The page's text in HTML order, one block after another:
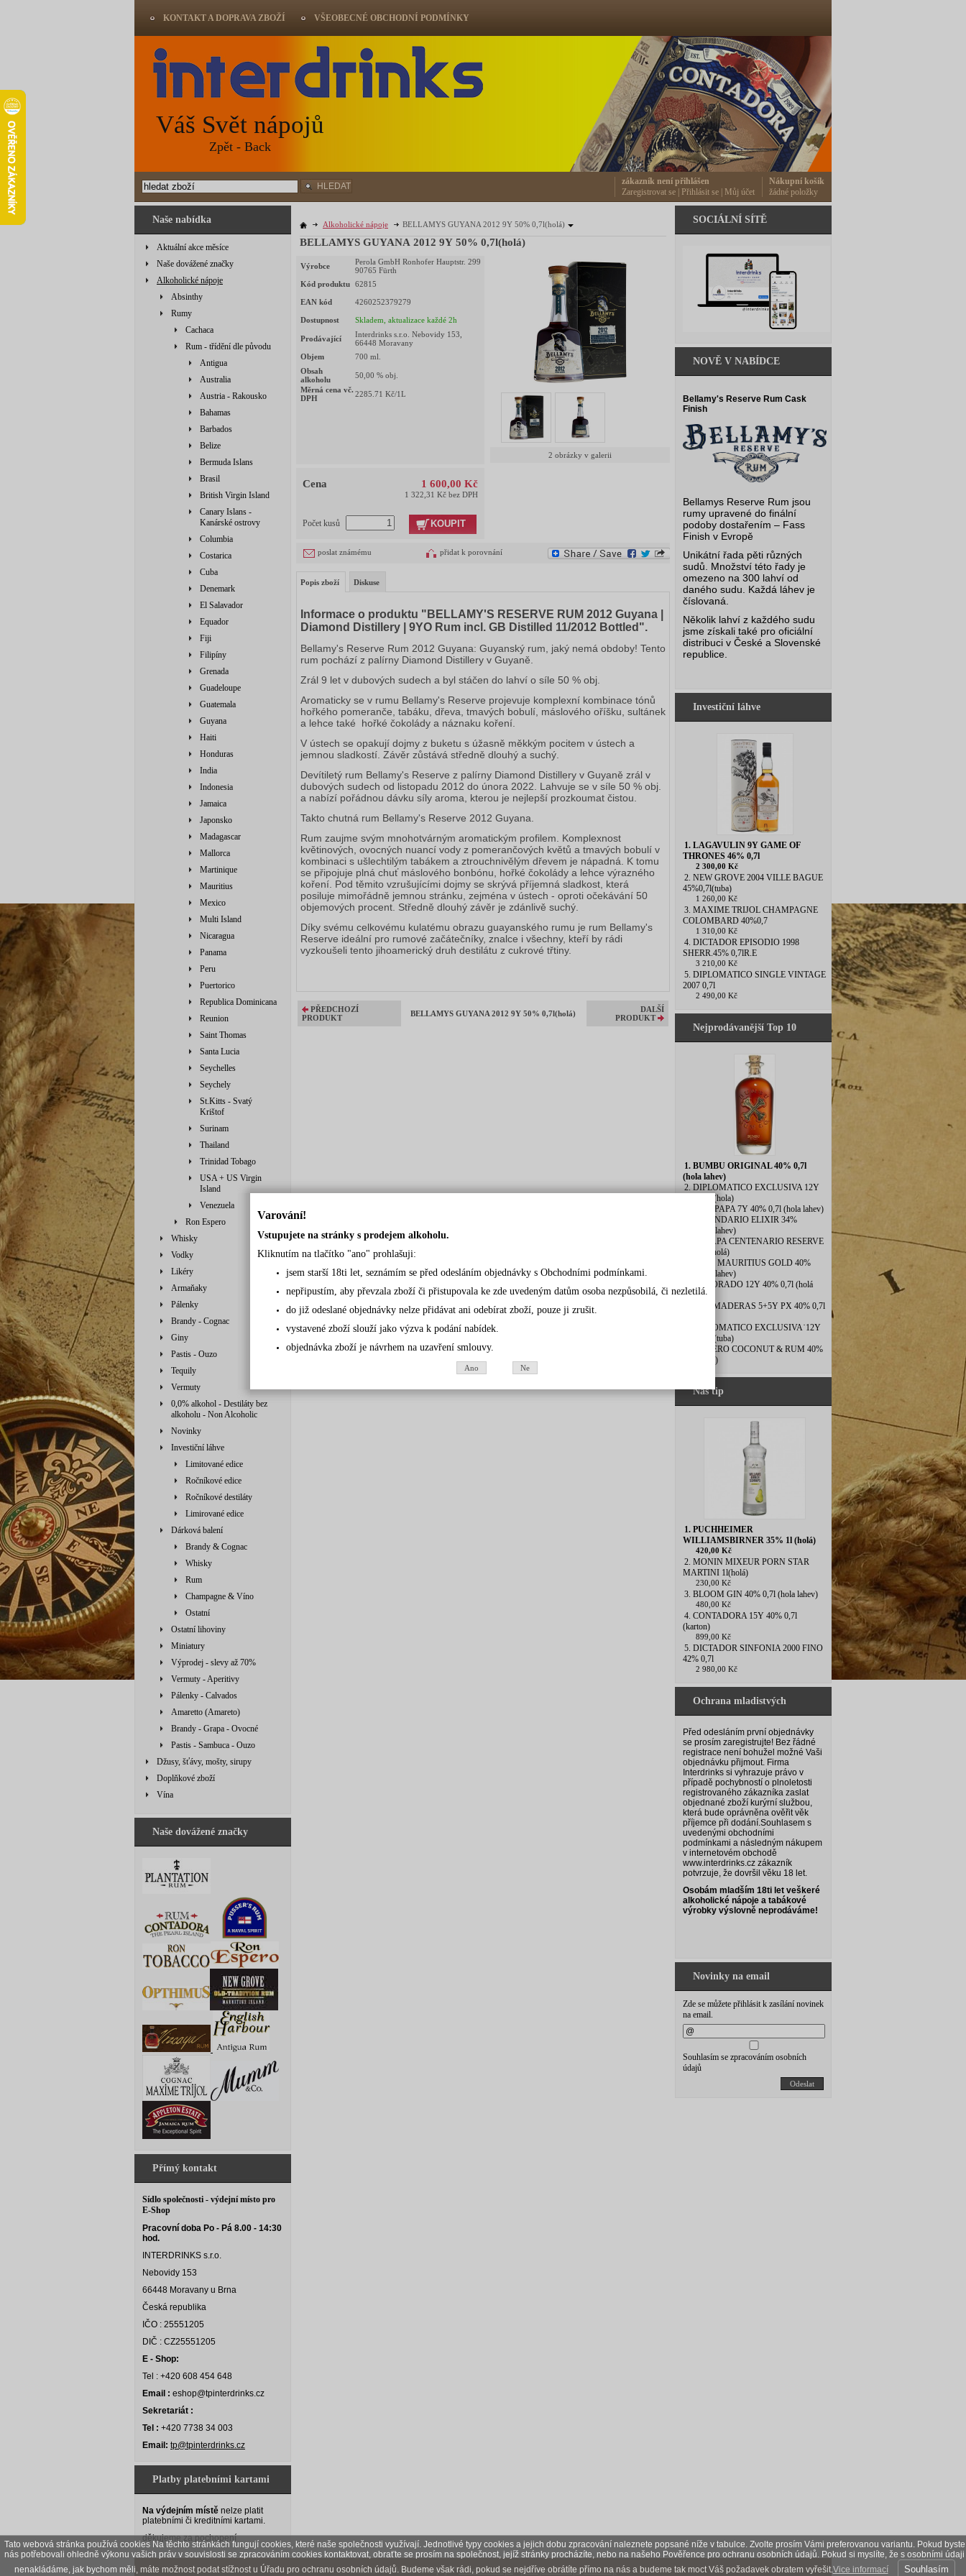
Tato webová stránka používá cookies Na těchto stránkách fungují cookies, které naše společnosti využívají. Jednotlivé typy cookies a jejich dobu zpracování naleznete popsané níže v tabulce. Zvolte prosím Vámi preferovanou variantu. Pokud byste
nás potřebovali ohledně výkonu vašich práv v souvislosti se zpracováním cookies kontaktovat, obraťte se prosím na společnost, jejíž stránky procházíte, nebo na našeho Pověřence pro ochranu osobních údajů. Pokud si myslíte, že s osobními údaji
nenakládáme, jak bychom měli, máte možnost podat stížnost u Úřadu pro ochranu osobních údajů. Budeme však rádi, pokud se nejdříve obrátíte přímo na nás a budeme tak moct Váš požadavek obratem vyřešit.Vice informací Souhlasím
Naše nabídka
Aktuální akce měsíce
Naše dovážené značky
Alkoholické nápoje
Absinthy
Rumy
Cachaca
Rum - třídění dle původu
Antigua
Australia
Austria - Rakousko
Bahamas
Barbados
Belize
Bermuda Islans
Brasil
British Virgin Island
Canary Islans -
Kanárské ostrovy
Columbia
Costarica
Cuba
Denemark
El Salavador
Equador
Fiji
Filipíny
Grenada
Guadeloupe
Guatemala
Guyana
Haiti
Honduras
India
Indonesia
Jamaica
Japonsko
Madagascar
Mallorca
Martinique
Mauritius
Mexico
Multi Island
Nicaragua
Panama
Peru
Puertorico
Republica Dominicana
Reunion
Saint Thomas
Santa Lucia
Seychelles
Seychely
St.Kitts - Svatý
Krištof
Surinam
Thailand
Trinidad Tobago
USA + US Virgin
Island
Venezuela
Ron Espero
Whisky
Vodky
Likéry
Armaňaky
Pálenky
Brandy - Cognac
Giny
Pastis - Ouzo
Tequily
Vermuty
0,0% alkohol - Destiláty bez
alkoholu - Non Alcoholic
Novinky
Investiční láhve
Limitované edice
Ročníkové edice
Ročníkové destiláty
Limirované edice
Dárková balení
Brandy & Cognac
Whisky
Rum
Champagne & Víno
Ostatní
Ostatní lihoviny
Miniatury
Výprodej - slevy až 70%
Vermuty - Aperitivy
Pálenky - Calvados
Amaretto (Amareto)
Brandy - Grapa - Ovocné
Pastis - Sambuca - Ouzo
Džusy, šťávy, mošty, sirupy
Doplňkové zboží
Vína
Naše dovážené značky
Přímý kontakt
Sídlo společnosti - výdejní místo pro
E-Shop
Pracovní doba Po - Pá 8.00 - 14:30
hod.
INTERDRINKS s.r.o.
Nebovidy 153
66448 Moravany u Brna
Česká republika
IČO : 25551205
DIČ : CZ25551205
E - Shop:
Tel : +420 608 454 648
Email : eshop@tpinterdrinks.cz
Sekretariát :
Tel : +420 7738 34 003
Email: tp@tpinterdrinks.cz
Platby platebními kartami
Na výdejním místě nelze platit
platebními či kreditními kartami.
děkujeme za pochopení
Alkoholické nápoje BELLAMYS GUYANA 2012 9Y 50% 0,7l(holá)
BELLAMYS GUYANA 2012 9Y 50% 0,7l(holá)
Výrobce
Perola GmbH Ronhofer Hauptstr. 299
90765 Fürth
Kód produktu 62815
EAN kód 4260252379279
Dostupnost Skladem, aktualizace každé 2h
Prodávající
Interdrinks s.r.o. Nebovidy 153,
66448 Moravany
Objem
700 ml.
Obsah
alkoholu
50,00 % obj.
Měrná cena vč.
DPH
2285.71 Kč/1L
2 obrázky v galerii
Cena 1 600,00 Kč
1 322,31 Kč bez DPH
Počet kusů KOUPIT
poslat známému přidat k porovnání
Popis zboží Diskuse
Informace o produktu "BELLAMY'S RESERVE RUM 2012 Guyana |
Diamond Distillery | 9YO Rum incl. GB Distilled 11/2012 Bottled".
Bellamy's Reserve Rum 2012 Guyana: Guyanský rum, jaký nemá obdoby! Tento
rum pochází z palírny Diamond Distillery v Guyaně.
Zrál 9 let v dubových sudech a byl stáčen do lahví o síle 50 % obj.
Aromaticky se v rumu Bellamy's Reserve projevuje komplexní kombinace tónů
hořkého pomeranče, tabáku, dřeva, tmavých bobulí, máslového oříšku, sultánek
a lehce také hořké čokolády a náznaku koření.
V ústech se opakují dojmy z buketu s úžasně měkkým pocitem v ústech a
jemnou sladkostí. Závěr zůstává středně dlouhý a suchý.
Devítiletý rum Bellamy's Reserve z palírny Diamond Distillery v Guyaně zrál v
dubových sudech od listopadu 2012 do února 2022. Lahvuje se v síle 50 % obj.
a nabízí pořádnou dávku síly aroma, kterou je nejlepší prozkoumat čistou.
Takto chutná rum Bellamy's Reserve 2012 Guyana.
Rum zaujme svým mnohotvárným aromatickým profilem. Komplexnost
květinových, ovocných nuancí vody z pomerančových květů a tmavých bobulí v
kombinaci s ušlechtilým tabákem a ztrouchnivělým dřevem je nápadná. K tomu
se připojuje plná chuť máslového bonbónu, hořké čokolády a lehce výrazného
koření. Pod těmito vzrušujícími dojmy se skrývá příjemná sladkost, která
posiluje mimořádně jemnou stránku, zejména v ústech - oproti očekávání 50
objemových procent. Středně dlouhý závěr je zdánlivě suchý.
Díky svému celkovému kulatému obrazu guayanského rumu je rum Bellamy's
Reserve ideální pro rumové začátečníky, znalce i všechny, kteří by rádi
vyzkoušeli tento jihoamerický druh destilátu z cukrové třtiny.
PŘEDCHOZÍ
PRODUKT
BELLAMYS GUYANA 2012 9Y 50% 0,7l(holá)
DALŠÍ
PRODUKT
SOCIÁLNÍ SÍTĚ
NOVĚ V NABÍDCE
Bellamy's Reserve Rum Cask
Finish
Bellamys Reserve Rum jsou
rumy upravené do finální
podoby dostařením – Fass
Finish v Evropě
Unikátní řada pěti různých
sudů. Množství této řady je
omezeno na 300 lahví od
daného sudu. Každá láhev je
číslovaná.
Několik lahví z každého sudu
jsme získali také pro oficiální
distribuci v České a Slovenské
republice.
Investiční láhve
1. LAGAVULIN 9Y GAME OF
THRONES 46% 0,7l
2 300,00 Kč
2. NEW GROVE 2004 VILLE BAGUE
45%0,7l(tuba)
1 260,00 Kč
3. MAXIME TRIJOL CHAMPAGNE
COLOMBARD 40%0,7
1 310,00 Kč
4. DICTADOR EPISODIO 1998
SHERR.45% 0,7lR.E
3 210,00 Kč
5. DIPLOMATICO SINGLE VINTAGE
2007 0,7l
2 490,00 Kč
Nejprodávanější Top 10
1. BUMBU ORIGINAL 40% 0,7l
(hola lahev)
2. DIPLOMATICO EXCLUSIVA 12Y
40% 0,7l(hola)
3. DON PAPA 7Y 40% 0,7l (hola lahev)
4. LEGENDARIO ELIXIR 34%
0,7l(hola lahev)
5. ZACAPA CENTENARIO RESERVE
40% 1l (holá)
6. BLUE MAURITIUS GOLD 40%
0,7l(hola lahev)
7. EL DORADO 12Y 40% 0,7l (holá
láhev)
8. DOS MADERAS 5+5Y PX 40% 0,7l
9. DIPLOMATICO EXCLUSIVA˙12Y
40% 0,7l(tuba)
10. ESPERO COCONUT & RUM 40%
0,7l (tuba)
Náš tip
1. PUCHHEIMER
WILLIAMSBIRNER 35% 1l (holá)
420,00 Kč
2. MONIN MIXEUR PORN STAR
MARTINI 1l(holá)
230,00 Kč
3. BLOOM GIN 40% 0,7l (hola lahev)
480,00 Kč
4. CONTADORA 15Y 40% 0,7l
(karton)
899,00 Kč
5. DICTADOR SINFONIA 2000 FINO
42% 0,7l
2 980,00 Kč
Ochrana mladistvých
Před odesláním první objednávky
se prosím zaregistrujte! Bez řádné
registrace není bohužel možné Vaši
objednávku přijmout. Firma
Interdrinks si vyhrazuje právo v
případě pochybností o plnoletosti
registrovaného zákazníka zaslat
objednané zboží kurýrní službou,
která bude oprávněna ověřit věk
příjemce při dodání.Souhlasem s
uvedenými obchodními
podmínkami a následným nákupem
v internetovém obchodě
www.interdrinks.cz zákazník
potvrzuje, že dovršil věku 18 let.
Osobám mladším 18ti let veškeré
alkoholické nápoje a tabákové
výrobky výslovně neprodáváme!
Novinky na email
Zde se můžete přihlásit k zasílání novinek
na email.
Souhlasím se zpracováním osobních
údajů
Odeslat
KONTAKT A DOPRAVA ZBOŽÍ VŠEOBECNÉ OBCHODNÍ PODMÍNKY
Váš Svět nápojů
Zpět - Back
HLEDAT
Nákupní košík
žádné položky
zákazník není přihlášen
Zaregistrovat se
Přihlásit se Můj účet
Interdrinks " Váš Svět nápojů " Tvorba e-shopu -pronájem e-shopu Sun-shop
Varování!
Vstupujete na stránky s prodejem alkoholu.
Kliknutím na tlačítko "ano" prohlašuji:
jsem starší 18ti let, seznámím se před odesláním objednávky s Obchodními podmínkami.
nepřipustím, aby převzala zboží či přistupovala ke zde uvedeným datům osoba nezpůsobilá, či nezletilá.
do již odeslané objednávky nelze přidávat ani odebírat zboží, pouze ji zrušit.
vystavené zboží slouží jako výzva k podání nabídek.
objednávka zboží je návrhem na uzavření smlouvy.
Ano Ne